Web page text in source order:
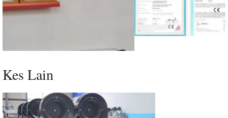
Kes Lain